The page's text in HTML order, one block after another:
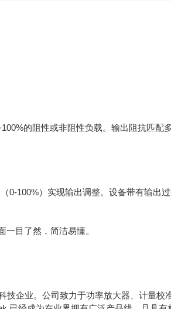
的阻性或非阻性负载。输出阻抗匹配
0-100%）实现输出调整。设备带有输出
目了然，简洁易懂。
企业。公司致力于功率放大器、计量校